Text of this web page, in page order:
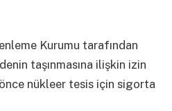
Kurumu tarafından
taşınmasına ilişkin izin
nükleer tesis için sigorta